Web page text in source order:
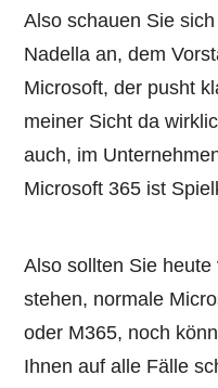
Also schauen Sie
Nadella an, dem
Microsoft, der pusht
meiner Sicht da
auch, im
Microsoft 365 ist
Also sollten Sie
stehen, normale
oder M365, noch
Ihnen auf alle Fälle